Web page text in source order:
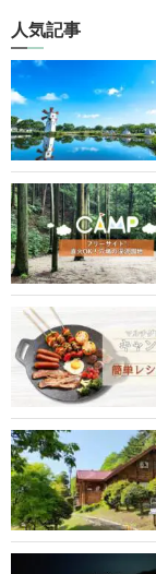
人気記事